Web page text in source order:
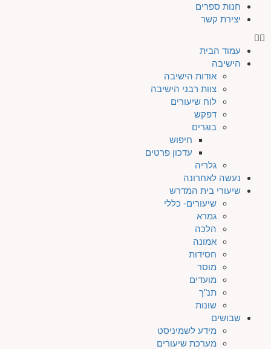
חנות ספרים
יצירת קשר
עמוד הבית
הישיבה
אודות הישיבה
צוות רבני הישיבה
לוח שיעורים
דפקש
בוגרים
חיפוש
עדכון פרטים
גלריה
נעשה לאחרונה
שיעורי בית המדרש
שיעורים- כללי
גמרא
הלכה
אמונה
חסידות
מוסר
מועדים
תנ"ך
שונות
שבושים
מידע לשמיניסט
מערכת שיעורים